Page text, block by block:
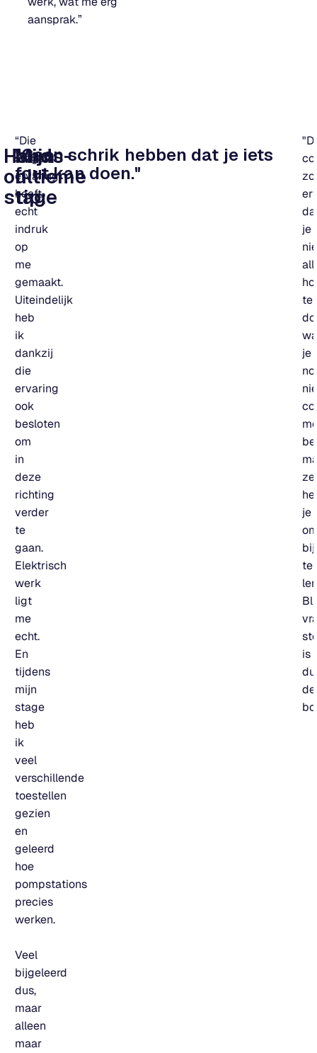
aansprak.”
Hands-
on
stage
“Die
stage-
ervaring
heeft
echt
indruk
op
me
gemaakt.
Uiteindelijk
heb
ik
dankzij
die
ervaring
ook
besloten
om
in
deze
richting
verder
te
gaan.
Elektrisch
werk
ligt
me
echt.
En
tijdens
mijn
stage
heb
ik
veel
verschillende
toestellen
gezien
en
geleerd
hoe
pompstations
precies
werken.
Veel
bijgeleerd
dus,
maar
alleen
maar
Mijn
ultieme
tip:
"Geen schrik hebben dat je iets
fout kan doen."
je
te
je
ze
je
bij
te
is
de